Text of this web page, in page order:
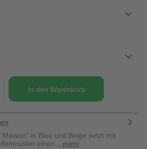
In den Warenkorb
in Blau und Beige setzt mit
einen...
mehr